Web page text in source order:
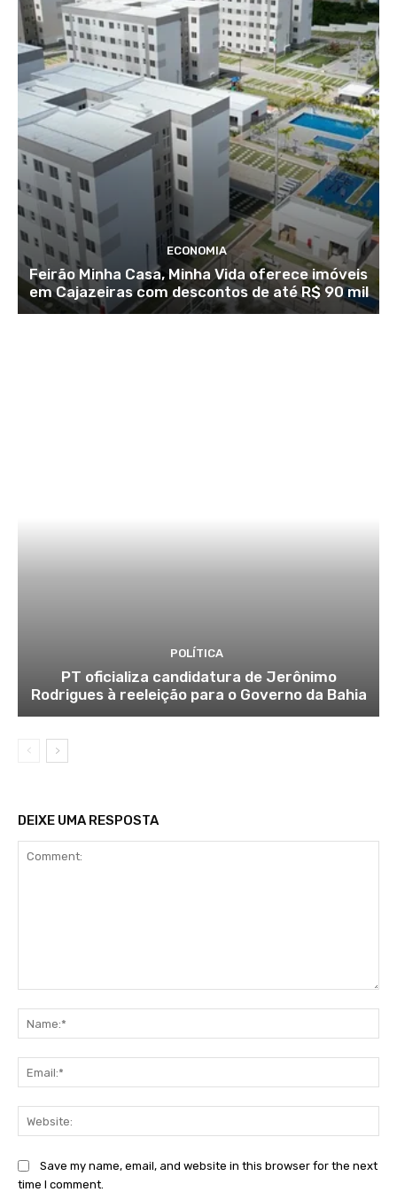
ECONOMIA
Feirão Minha Casa, Minha Vida oferece imóveis
em Cajazeiras com descontos de até R$ 90 mil
POLÍTICA
PT oficializa candidatura de Jerônimo
Rodrigues à reeleição para o Governo da Bahia
DEIXE UMA RESPOSTA
Save my name, email, and website in this browser for the next
time I comment.